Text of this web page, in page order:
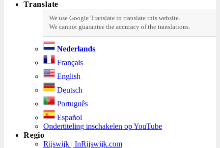
Translate
Nederlands
Français
English
Deutsch
Português
Español
Ondertiteling inschakelen op YouTube
Regio
Rijswijk | InRijswijk.com